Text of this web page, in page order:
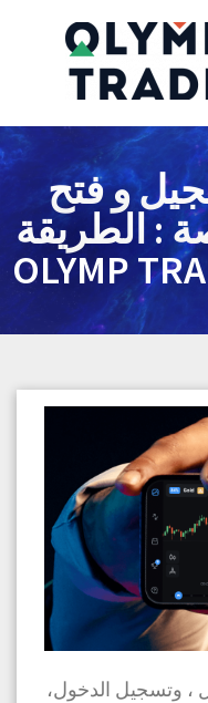
و فتح
: الطريقة
، وتسجيل الدخول،